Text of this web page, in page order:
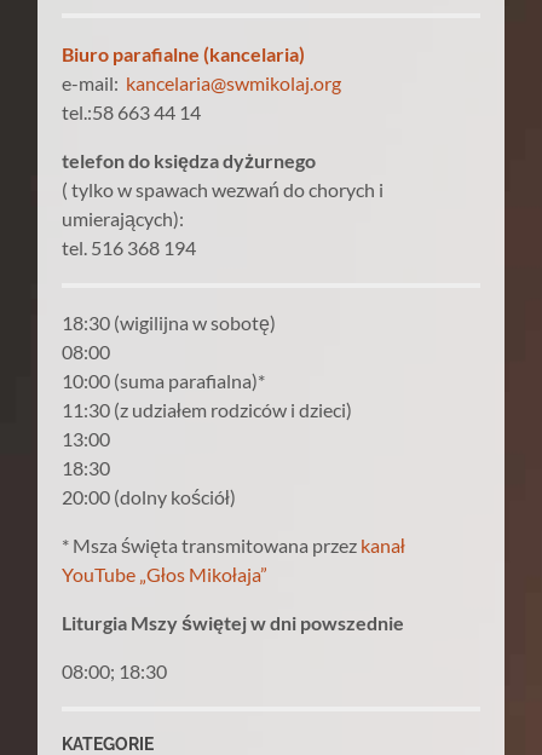
Biuro parafialne (kancelaria)
e-mail: kancelaria@swmikolaj.org
tel.:58 663 44 14
telefon do księdza dyżurnego
( tylko w spawach wezwań do chorych i
umierających):
tel. 516 368 194
18:30 (wigilijna w sobotę)
08:00
10:00 (suma parafialna)*
11:30 (z udziałem rodziców i dzieci)
13:00
18:30
20:00 (dolny kościół)
* Msza święta transmitowana przez kanał
YouTube „Głos Mikołaja”
Liturgia Mszy świętej w dni powszednie
08:00; 18:30
KATEGORIE